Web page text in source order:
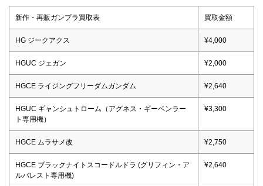
新作・再販ガンプラ買取表 買取金額
HG ジークアクス ¥4,000
HGUC ジェガン ¥2,000
HGCE ライジングフリーダムガンダム ¥2,640
HGUC ギャンシュトローム（アグネス・ギーベンラー
ト専用機）
¥3,300
HGCE ムラサメ改 ¥2,750
HGCE ブラックナイトスコードルドラ (グリフィン・ア
ルバレスト専用機)
¥2,640